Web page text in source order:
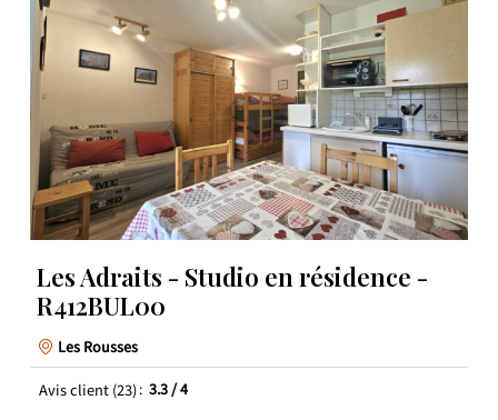
Les Adraits - Studio en résidence -
R412BUL00
Les Rousses
Avis client(23) 3.3/ 4